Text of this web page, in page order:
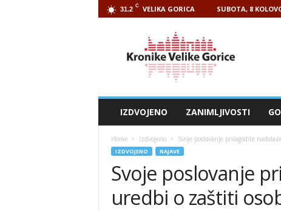
31.2 C VELIKA GORICA SUBOTA, 8
IZDVOJENO ZANIMLJIVOSTI
Home Izdvojeno Svoje poslovanje prilagodite
IZDVOJENO NAJAVE
Svoje poslovanje
uredbi o zaštiti